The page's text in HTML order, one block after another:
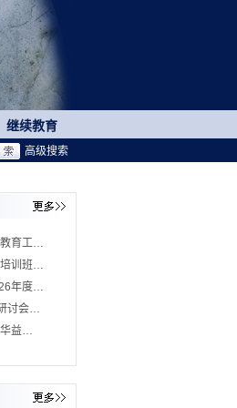
继续教育
高级搜索
教育工…
培训班…
年度…
讨会…
华益…